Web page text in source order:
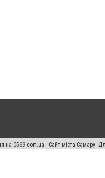
0569.com.ua - Сайт міста Самару.
переслідується Законом.